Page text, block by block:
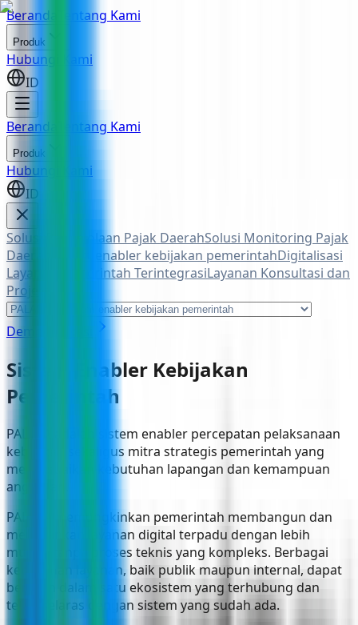
Beranda Tentang Kami
Produk
Hubungi Kami
ID
Beranda Tentang Kami
Produk
Hubungi Kami
ID
Solusi Pengelolaan Pajak DaerahSolusi Monitoring Pajak
Daerah
Sistem enabler kebijakan pemerintahDigitalisasi
Layanan Pemerintah TerintegrasiLayanan Konsultasi dan
Project
Demo Aplikasi
Sistem Enabler Kebijakan
Pemerintah
PALAPA adalah sistem enabler percepatan pelaksanaan
kebijakan sekaligus mitra strategis pemerintah yang
menyesuaikan kebutuhan lapangan dan kemampuan
anggaran.
PALAPA memungkinkan pemerintah membangun dan
menjalankan layanan digital terpadu dengan lebih
mudah tanpa proses teknis yang kompleks. Berbagai
kebutuhan layanan, baik publik maupun internal, dapat
berjalan dalam satu ekosistem yang terhubung dan
tetap selaras dengan sistem yang sudah ada.